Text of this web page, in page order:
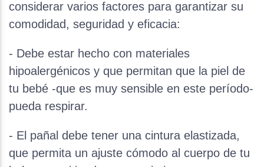
considerar varios factores para garantizar su
comodidad, seguridad y eficacia:
- Debe estar hecho con materiales
hipoalergénicos y que permitan que la piel de
tu bebé -que es muy sensible en este período-
pueda respirar.
- El pañal debe tener una cintura elastizada,
que permita un ajuste cómodo al cuerpo de tu